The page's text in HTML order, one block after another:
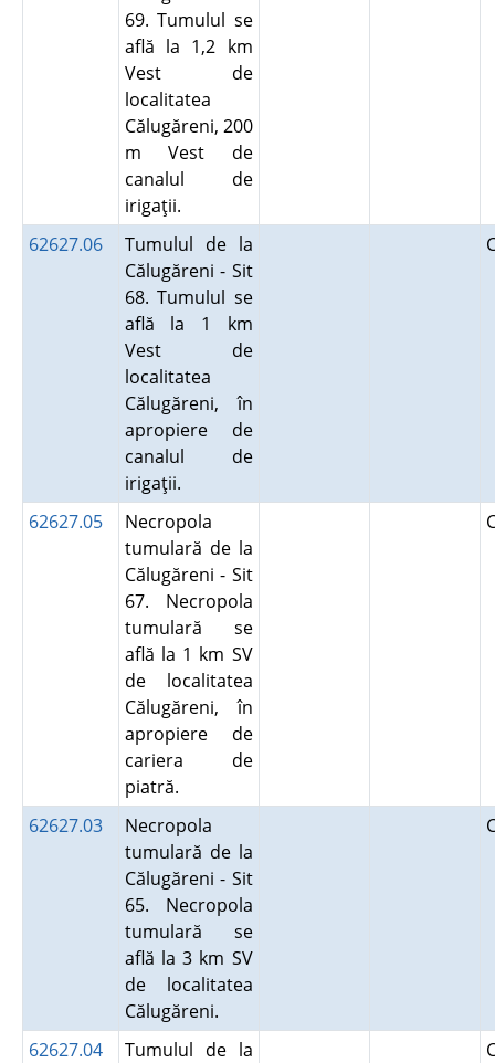
69. Tumulul se
află la 1,2 km
Vest de
localitatea
Călugăreni, 200
m Vest de
canalul de
irigaţii.
62627.06
Tumulul de la
Călugăreni - Sit
68. Tumulul se
află la 1 km
Vest de
localitatea
Călugăreni, în
apropiere de
canalul de
irigaţii.
62627.05
Necropola
tumulară de la
Călugăreni - Sit
67. Necropola
tumulară se
află la 1 km SV
de localitatea
Călugăreni, în
apropiere de
cariera de
piatră.
62627.03
Necropola
tumulară de la
Călugăreni - Sit
65. Necropola
tumulară se
află la 3 km SV
de localitatea
Călugăreni.
62627.04
Tumulul de la